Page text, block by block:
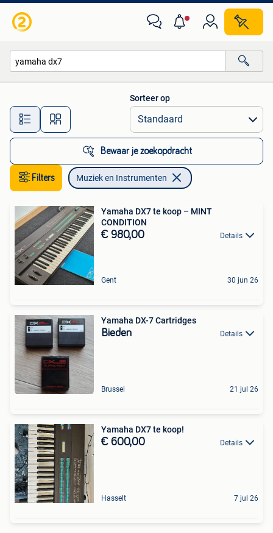
Alle afstanden…
Sorteer op
Bewaar je zoekopdracht
Filters Muziek en Instrumenten
Yamaha DX7 te koop – MINT
CONDITION
€ 980,00 Details
Gent 30 jun 26
Yamaha DX-7 Cartridges
Bieden Details
Brussel 21 jul 26
Yamaha DX7 te koop!
€ 600,00 Details
Hasselt 7 jul 26